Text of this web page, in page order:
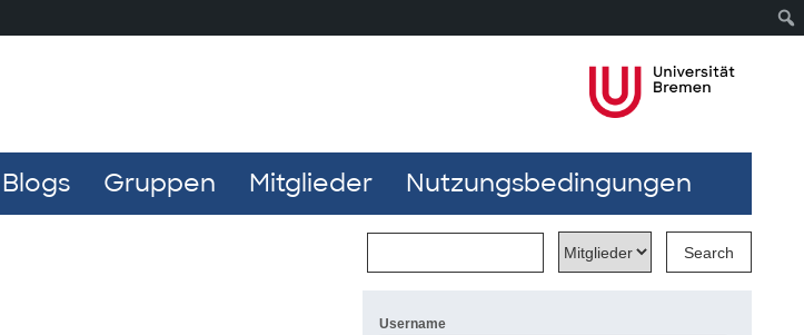
Blogs Gruppen Mitglieder Nutzungsbedingungen
Username